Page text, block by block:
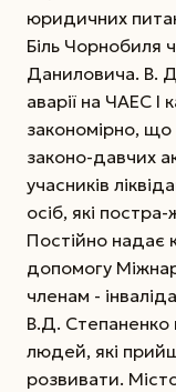
юридичних
Біль Чорнобиля
Даниловича. В.
аварії на ЧАЕС І
закономірно, що
законо-давчих
учасників
осіб, які
Постійно надає
допомогу
членам -
В.Д. Степаненко
людей, які
розвивати.